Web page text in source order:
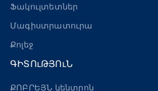
Ֆակուլտետներ
Մագիստրատուրա
Քոլեջ
ԳԻՏՈւԹՅՈւՆ
ՔՈԲՐԵՅՆ կենտրոն